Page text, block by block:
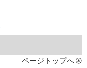
ページトップへ